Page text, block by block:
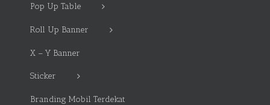
Pop Up Table
Roll Up Banner
X – Y Banner
Sticker
Branding Mobil Terdekat